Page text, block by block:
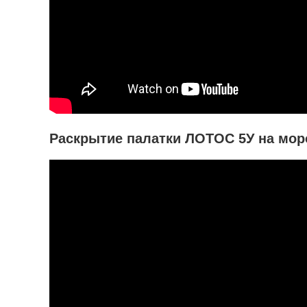
Раскрытие палатки ЛОТОС 5У на